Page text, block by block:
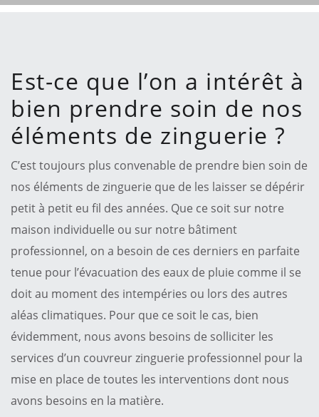
Est-ce que l’on a intérêt à
bien prendre soin de nos
éléments de zinguerie ?
C’est toujours plus convenable de prendre bien soin de
nos éléments de zinguerie que de les laisser se dépérir
petit à petit eu fil des années. Que ce soit sur notre
maison individuelle ou sur notre bâtiment
professionnel, on a besoin de ces derniers en parfaite
tenue pour l’évacuation des eaux de pluie comme il se
doit au moment des intempéries ou lors des autres
aléas climatiques. Pour que ce soit le cas, bien
évidemment, nous avons besoins de solliciter les
services d’un couvreur zinguerie professionnel pour la
mise en place de toutes les interventions dont nous
avons besoins en la matière.